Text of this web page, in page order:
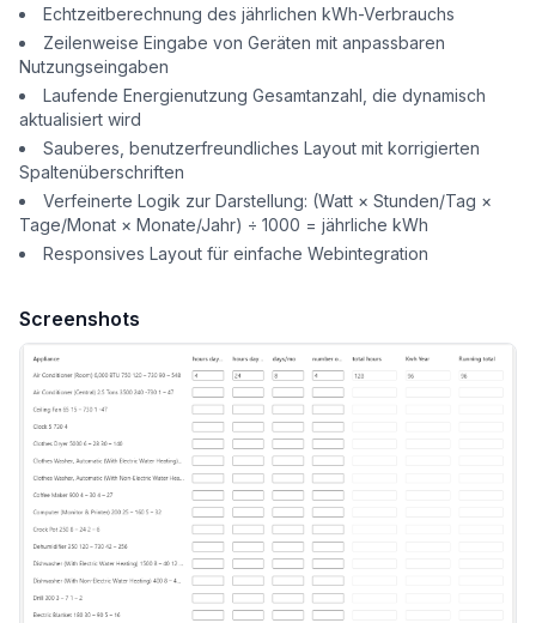
Echtzeitberechnung des jährlichen kWh-Verbrauchs
Zeilenweise Eingabe von Geräten mit anpassbaren
Nutzungseingaben
Laufende Energienutzung Gesamtanzahl, die dynamisch
aktualisiert wird
Sauberes, benutzerfreundliches Layout mit korrigierten
Spaltenüberschriften
Verfeinerte Logik zur Darstellung: (Watt × Stunden/Tag ×
Tage/Monat × Monate/Jahr) ÷ 1000 = jährliche kWh
Responsives Layout für einfache Webintegration
Screenshots